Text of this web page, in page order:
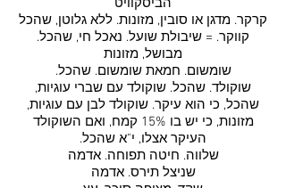
הביסקוויט
קרקר. מדגן או סובין, מזונות. ללא גלוטן, שהכל
קווקר. = שיבולת שועל. נאכל חי, שהכל.
מבושל, מזונות
שומשום. חמאת שומשום. שהכל.
שוקולד. שהכל. שוקולד עם שברי עוגיות,
שהכל, כי הוא עיקר. שוקולד לבן עם עוגיות,
מזונות, כי יש בו 15% קמח, ואם השוקולד
העיקר אצלו, י"א שהכל.
שלווה. חיטה תפוחה. אדמה
שניצל תירס. אדמה